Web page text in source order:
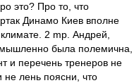
это? Про то, что
Динамо Киев вполне
2 mp. Андрей,
была полемична,
и перечень тренеров не
лень поясни, что